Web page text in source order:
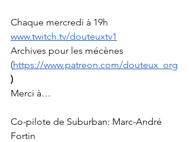
Chaque mercredi à 19h
www.twitch.tv/douteuxtv1
Archives pour les mécènes
(https://www.patreon.com/douteux_org
)
Merci à…
Co-pilote de Suburban: Marc-André
Fortin